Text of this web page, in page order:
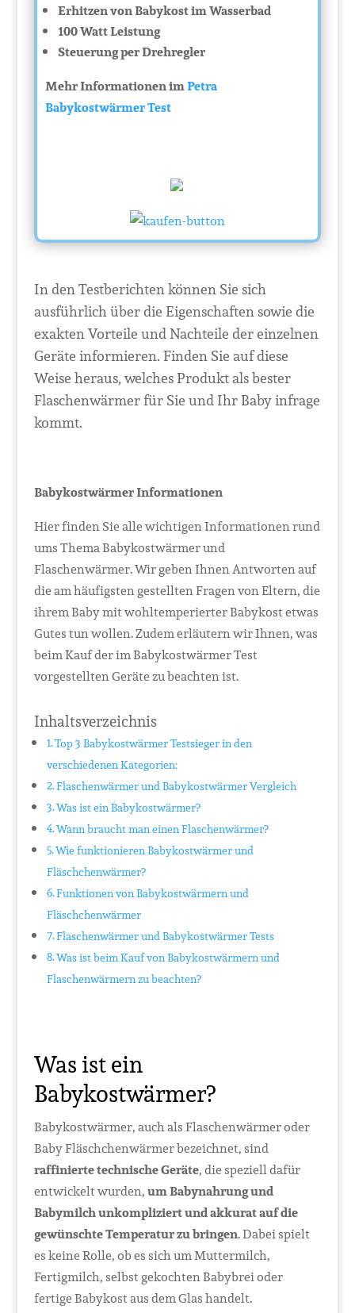
Erhitzen von Babykost im Wasserbad
100 Watt Leistung
Steuerung per Drehregler
Mehr Informationen imPetra
Babykostwärmer Test
In den Testberichten können Sie sich
ausführlich über die Eigenschaften sowie die
exakten Vorteile und Nachteile der einzelnen
Geräte informieren. Finden Sie auf diese
Weise heraus, welches Produkt als bester
Flaschenwärmer für Sie und Ihr Baby infrage
kommt.
Babykostwärmer Informationen
Hier finden Sie alle wichtigen Informationen rund
ums Thema Babykostwärmer und
Flaschenwärmer. Wir geben Ihnen Antworten auf
die am häufigsten gestellten Fragen von Eltern, die
ihrem Baby mit wohltemperierter Babykost etwas
Gutes tun wollen. Zudem erläutern wir Ihnen, was
beim Kauf der im Babykostwärmer Test
vorgestellten Geräte zu beachten ist.
Inhaltsverzeichnis
Top 3 Babykostwärmer Testsieger in den
verschiedenen Kategorien:
Flaschenwärmer und Babykostwärmer Vergleich
Was ist ein Babykostwärmer?
Wann braucht man einen Flaschenwärmer?
Wie funktionieren Babykostwärmer und
Fläschchenwärmer?
Funktionen von Babykostwärmern und
Fläschchenwärmer
Flaschenwärmer und Babykostwärmer Tests
Was ist beim Kauf von Babykostwärmern und
Flaschenwärmern zu beachten?
Was ist ein
Babykostwärmer?
Babykostwärmer, auch als Flaschenwärmer oder
Baby Fläschchenwärmer bezeichnet, sind
raffinierte technische Geräte, die speziell dafür
entwickelt wurden,um Babynahrung und
Babymilch unkompliziert und akkurat auf die
gewünschte Temperatur zu bringen. Dabei spielt
es keine Rolle, ob es sich um Muttermilch,
Fertigmilch, selbst gekochten Babybrei oder
fertige Babykost aus dem Glas handelt.